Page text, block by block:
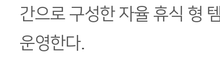
간으로 구성한 자율 휴식 형
운영한다.